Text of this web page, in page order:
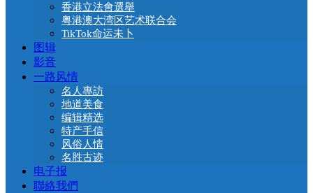
香港立法會選舉
粤港澳大湾区艺术联合会
TikTok命运未卜
图辑
影音
一路风情
名人專訪
地道美食
编辑精选
特产手信
风俗人情
名胜古迹
电子报
聯絡我們